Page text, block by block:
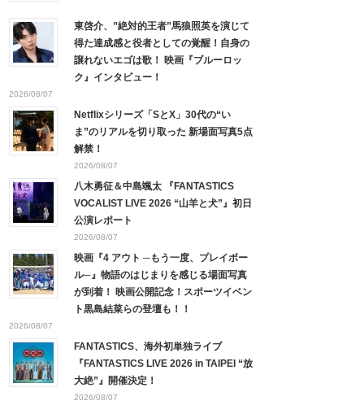
東啓介、”絶対的王者”馬狼照英を演じて
得た達成感と役者としての覚醒！自身の
譲れないエゴは歌！ 映画『ブルーロッ
ク』インタビュー！
2026/08/07
Netflixシリーズ「SとX」30代の“い
ま”のリアルを切り取った 新場面写真5点
解禁！
2026/08/07
八木勇征＆中島颯太 『FANTASTICS
VOCALIST LIVE 2026 “山羊と犬”』初日
公演レポート
2026/08/07
映画『4 アウト ─もう一度、プレイボー
ル─』物語のはじまりを感じる場面写真
が到着！ 映画公開記念！スポーツイベン
ト黒島結菜らの登壇も！！
2026/08/07
FANTASTICS、海外初単独ライブ
『FANTASTICS LIVE 2026 in TAIPEI “放
大絶”』開催決定！
2026/08/07